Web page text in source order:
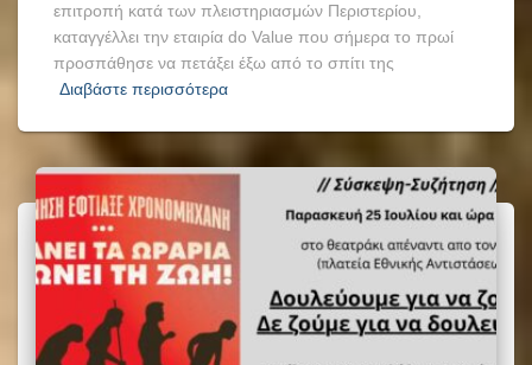
επιτροπή κατά των πλειστηριασμών Περιστερίου,
καταγγέλλει την εταιρία do Value που σήμερα το πρωί
προσπάθησε να πετάξει έξω από το σπίτι της
Διαβάστε περισσότερα